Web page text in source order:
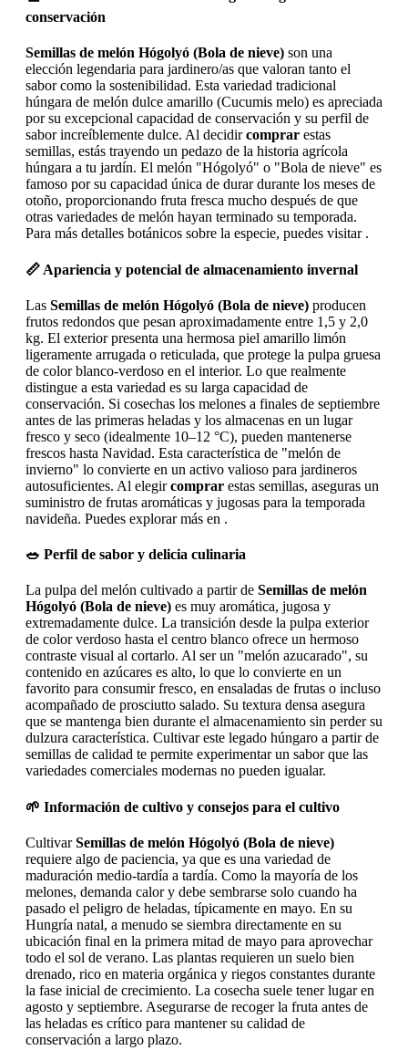
conservación
Semillas de melón Hógolyó (Bola de nieve) son una
elección legendaria para jardinero/as que valoran tanto el
sabor como la sostenibilidad. Esta variedad tradicional
húngara de melón dulce amarillo (Cucumis melo) es apreciada
por su excepcional capacidad de conservación y su perfil de
sabor increíblemente dulce. Al decidircomprar estas
semillas, estás trayendo un pedazo de la historia agrícola
húngara a tu jardín. El melón "Hógolyó" o "Bola de nieve" es
famoso por su capacidad única de durar durante los meses de
otoño, proporcionando fruta fresca mucho después de que
otras variedades de melón hayan terminado su temporada.
Para más detalles botánicos sobre la especie, puedes visitar .
📏 Apariencia y potencial de almacenamiento invernal
Las Semillas de melón Hógolyó (Bola de nieve) producen
frutos redondos que pesan aproximadamente entre 1,5 y 2,0
kg. El exterior presenta una hermosa piel amarillo limón
ligeramente arrugada o reticulada, que protege la pulpa gruesa
de color blanco-verdoso en el interior. Lo que realmente
distingue a esta variedad es su larga capacidad de
conservación. Si cosechas los melones a finales de septiembre
antes de las primeras heladas y los almacenas en un lugar
fresco y seco (idealmente 10–12 °C), pueden mantenerse
frescos hasta Navidad. Esta característica de "melón de
invierno" lo convierte en un activo valioso para jardineros
autosuficientes. Al elegircomprar estas semillas, aseguras un
suministro de frutas aromáticas y jugosas para la temporada
navideña. Puedes explorar más en .
🥗 Perfil de sabor y delicia culinaria
La pulpa del melón cultivado a partir de Semillas de melón
Hógolyó (Bola de nieve) es muy aromática, jugosa y
extremadamente dulce. La transición desde la pulpa exterior
de color verdoso hasta el centro blanco ofrece un hermoso
contraste visual al cortarlo. Al ser un "melón azucarado", su
contenido en azúcares es alto, lo que lo convierte en un
favorito para consumir fresco, en ensaladas de frutas o incluso
acompañado de prosciutto salado. Su textura densa asegura
que se mantenga bien durante el almacenamiento sin perder su
dulzura característica. Cultivar este legado húngaro a partir de
semillas de calidad te permite experimentar un sabor que las
variedades comerciales modernas no pueden igualar.
🌱 Información de cultivo y consejos para el cultivo
CultivarSemillas de melón Hógolyó (Bola de nieve)
requiere algo de paciencia, ya que es una variedad de
maduración medio-tardía a tardía. Como la mayoría de los
melones, demanda calor y debe sembrarse solo cuando ha
pasado el peligro de heladas, típicamente en mayo. En su
Hungría natal, a menudo se siembra directamente en su
ubicación final en la primera mitad de mayo para aprovechar
todo el sol de verano. Las plantas requieren un suelo bien
drenado, rico en materia orgánica y riegos constantes durante
la fase inicial de crecimiento. La cosecha suele tener lugar en
agosto y septiembre. Asegurarse de recoger la fruta antes de
las heladas es crítico para mantener su calidad de
conservación a largo plazo.